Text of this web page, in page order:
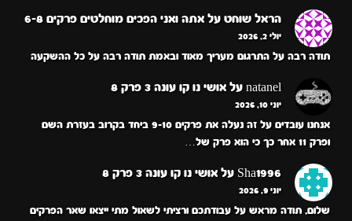
הראל שוחט על אתה ואני הפכים מוחלטים פרקים 6-8
יולי 2, 2026
תודה רבה על התרגום מעריך מאוד ובאמת תודה רבה על כל ההשקעה
natanel על אושי נו קו עונה 3 פרק 8
יוני 10, 2026
אנחנו עובדים על זה נעלה את פרקים 9-10 ביחד בקרוב בעזרת השם
ופרק 11 אחר כך כי הוא פרק של…
Sha1996 על אושי נו קו עונה 3 פרק 8
יוני 9, 2026
שלום, תודה מראש על עבודתכם ורציתי לשאול מתי ייצאו שאר הפרקים